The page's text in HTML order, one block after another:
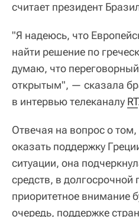
считает президент
"Я надеюсь, что
найти решение по
думаю, что переговорный
открытым", — сказала
в интервью телеканалу RT
Отвечая на вопрос о
оказать поддержку
ситуации, она
средств, в долгосрочной
приоритетное внимание
очередь, поддержке